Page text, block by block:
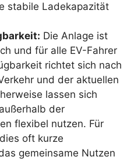
stabile Ladekapazität
Die Anlage ist
und für alle EV-Fahrer
richtet sich nach
und der aktuellen
lassen sich
der
flexibel nutzen. Für
oft kurze
gemeinsame Nutzen